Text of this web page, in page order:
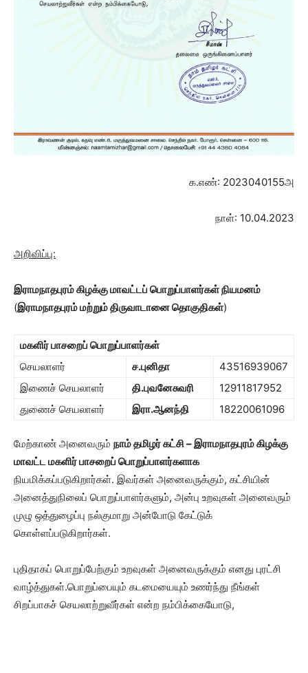
க.எண்: 2023040155அ
நாள்: 10.04.2023
அறிவிப்பு:
இராமநாதபுரம் கிழக்கு மாவட்டப் பொறுப்பாளர்கள் நியமனம்
(இராமநாதபுரம் மற்றும் திருவாடானை தொகுதிகள்)
மகளிர் பாசறைப் பொறுப்பாளர்கள்
செயலாளர்
ச.புனிதா
43516939067
இணைச் செயலாளர்
தி.புவனேசுவரி
12911817952
துணைச் செயலாளர்
இரா.ஆனந்தி 18220061096
மேற்காண் அனைவரும் நாம் தமிழர் கட்சி – இராமநாதபுரம் கிழக்கு
மாவட்டமகளிர் பாசறைப் பொறுப்பாளர்களாக
நியமிக்கப்படுகிறார்கள். இவர்கள் அனைவருக்கும், கட்சியின்
அனைத்துநிலைப் பொறுப்பாளர்களும், அன்பு உறவுகள் அனைவரும்
முழு ஒத்துழைப்பு நல்குமாறு அன்போடு கேட்டுக்
கொள்ளப்படுகிறார்கள்.
புதிதாகப் பொறுப்பேற்கும் உறவுகள் அனைவருக்கும் எனது புரட்சி
வாழ்த்துகள்.பொறுப்பையும் கடமையையும் உணர்ந்து நீங்கள்
சிறப்பாகச் செயலாற்றுவீர்கள் என்ற நம்பிக்கையோடு,